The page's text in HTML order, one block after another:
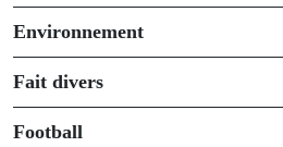
Environnement
Fait divers
Football